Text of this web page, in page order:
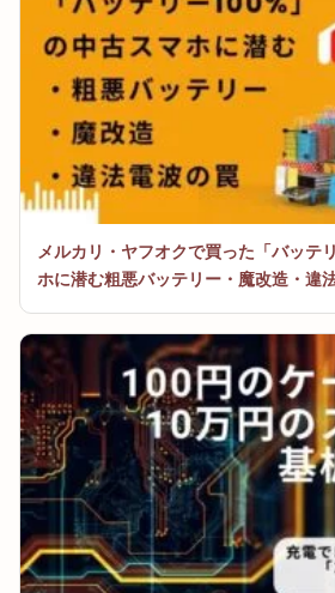
メルカリ・ヤフオクで買った「バッテ
ホに潜む粗悪バッテリー・魔改造・違